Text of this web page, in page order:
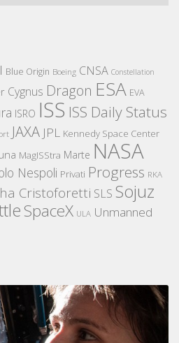
Blue Origin Boeing CNSA Constellation
Cygnus Dragon ESA EVA
ISRO ISS ISS Daily Status
JAXA JPL Kennedy Space Center
MagISStra Marte NASA
Nespoli Privati Progress RKA
Cristoforetti SLS Sojuz
SpaceX ULA Unmanned